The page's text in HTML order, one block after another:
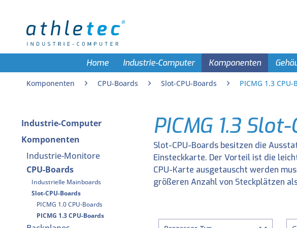
Home Industrie-Computer Komponenten
Komponenten CPU-Boards Slot-CPU-Boards PICMG 1.3 CPU-
Industrie-Computer
Komponenten
Industrie-Monitore
CPU-Boards
Industrielle Mainboards
Slot-CPU-Boards
PICMG 1.0 CPU-Boards
PICMG 1.3 CPU-Boards
PICMG 1.3
Slot-CPU-Boards besitzen die
Einsteckkarte. Der Vorteil ist die
CPU-Karte ausgetauscht werden
größeren Anzahl von Steckplätzen